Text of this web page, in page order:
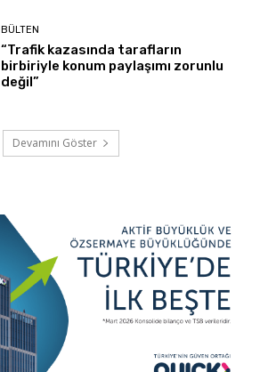
BÜLTEN
“Trafik kazasında tarafların
birbiriyle konum paylaşımı zorunlu
değil”
Devamını Göster